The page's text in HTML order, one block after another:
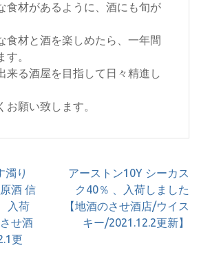
食材があるように、酒にも旬が
食材と酒を楽しめたら、一年間
。
来る酒屋を目指して日々精進し
お願い致します。
濁り
酒 信
入荷
せ酒
更
アーストン10Y シーカス
ク40％ 、入荷しました
【地酒のさせ酒店/ウイス
キー/2021.12.2更新】